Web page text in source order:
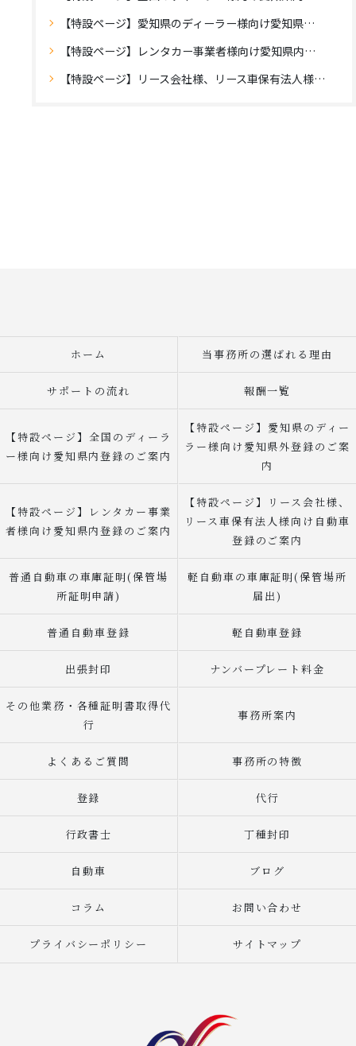
【特設ページ】愛知県のディーラー様向け愛知県外登録のご案内
【特設ページ】レンタカー事業者様向け愛知県内登録のご案内
【特設ページ】リース会社様、リース車保有法人様向け自動車登録のご案内
ホーム 当事務所の選ばれる理由
サポートの流れ 報酬一覧
【特設ページ】全国のディーラ
ー様向け愛知県内登録のご案内
【特設ページ】愛知県のディー
ラー様向け愛知県外登録のご案
内
【特設ページ】レンタカー事業
者様向け愛知県内登録のご案内
【特設ページ】リース会社様、
リース車保有法人様向け自動車
登録のご案内
普通自動車の車庫証明(保管場
所証明申請)
軽自動車の車庫証明(保管場所
届出)
普通自動車登録 軽自動車登録
出張封印 ナンバープレート料金
その他業務・各種証明書取得代
行
事務所案内
よくあるご質問 事務所の特徴
登録 代行
行政書士 丁種封印
自動車 ブログ
コラム お問い合わせ
プライバシーポリシー サイトマップ